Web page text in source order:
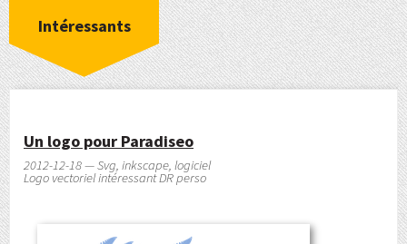
Intéressants
Un logo pour Paradiseo
2012-12-18 — Svg, inkscape, logiciel
Logo vectoriel intéressant DR perso